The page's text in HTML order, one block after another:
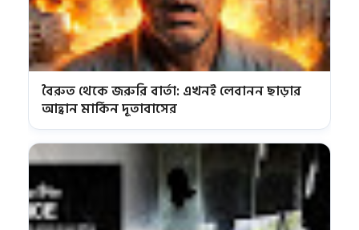
বৈরুত থেকে জরুরি বার্তা: এখনই লেবানন ছাড়ার
আহ্বান মার্কিন দূতাবাসের